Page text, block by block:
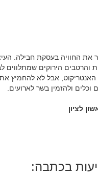
החוויה בעסקת חבילה.
והרטבים הירוקים
אבל לא להחמיץ
ולהזמין בשר לארועים.
בכתבה: